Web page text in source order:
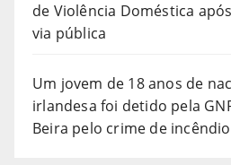
de Violência Doméstica
via pública
Um jovem de 18 anos de
irlandesa foi detido pela
Beira pelo crime de